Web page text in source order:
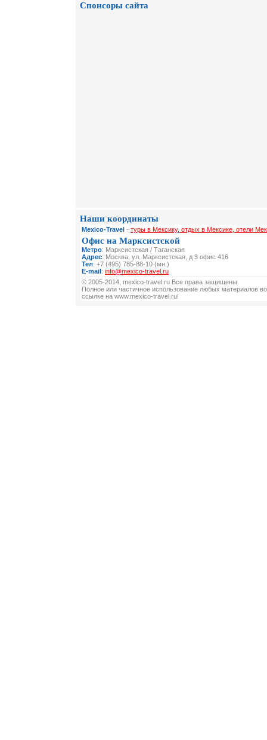
Спонсоры сайта
Наши координаты
Mexico-Travel - туры в Мексику, отдых в Мексике, отели
Офис на Марксистской
Метро: Марксистская / Таганская
Адрес: Москва, ул. Марксистская, д 3 офис 416
Тел: +7 (495) 785-88-10 (мн.)
E-mail: info@mexico-travel.ru
© 2005-2014, mexico-travel.ru Все права защищены.
Полное или частичное использование любых материалов
ссылке на www.mexico-travel.ru!